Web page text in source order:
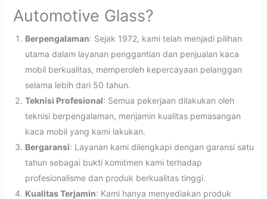
Automotive Glass?
Berpengalaman: Sejak 1972, kami telah menjadi pilihan
utama dalam layanan penggantian dan penjualan kaca
mobil berkualitas, memperoleh kepercayaan pelanggan
selama lebih dari 50 tahun.
Teknisi Profesional: Semua pekerjaan dilakukan oleh
teknisi berpengalaman, menjamin kualitas pemasangan
kaca mobil yang kami lakukan.
Bergaransi: Layanan kami dilengkapi dengan garansi satu
tahun sebagai bukti komitmen kami terhadap
profesionalisme dan produk berkualitas tinggi.
Kualitas Terjamin: Kami hanya menyediakan produk